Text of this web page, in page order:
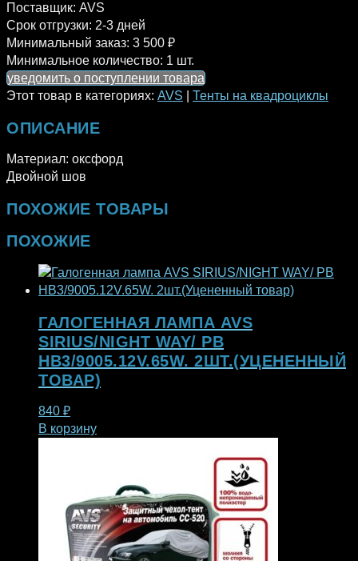
Поставщик: AVS
Срок отгрузки: 2-3 дней
Минимальный заказ: 3 500 ₽
Минимальное количество: 1 шт.
уведомить о поступлении товара
Этот товар в категориях: AVS Тенты на квадроциклы
ОПИСАНИЕ
Материал: оксфорд
Двойной шов
ПОХОЖИЕ ТОВАРЫ
ПОХОЖИЕ
ГАЛОГЕННАЯ ЛАМПА AVS
SIRIUS/NIGHT WAY/ PB
HB3/9005.12V.65W. 2ШТ.(УЦЕНЕННЫЙ
ТОВАР)
840 ₽
В корзину